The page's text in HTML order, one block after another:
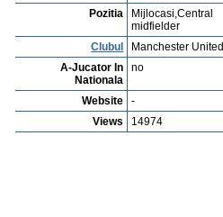
Pozitia
Mijlocasi,Central
midfielder
Clubul
Manchester United
A-Jucator In
Nationala
no
Website
-
Views
14974